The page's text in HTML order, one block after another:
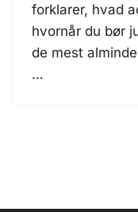
forklarer, hvad
hvornår du bør
de mest
…